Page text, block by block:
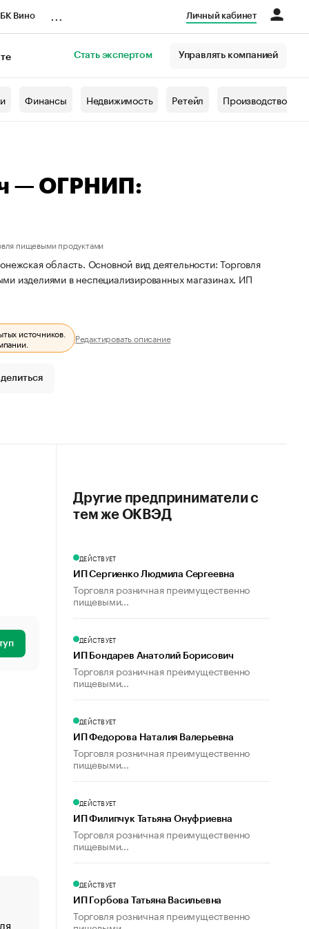
Вино Личный кабинет
Стать экспертом Управлять компанией
Финансы Недвижимость Ретейл Производство
— ОГРНИП:
пищевыми продуктами
область. Основной вид деятельности: Торговля
изделиями в неспециализированных магазинах. ИП
источников.
Редактировать описание
«От спорта тело стареет иначе». Как живет глава
Другие предприниматели с
тем же ОКВЭД
ДЕЙСТВУЕТ
ИП Сергиенко Людмила Сергеевна
Торговля розничная преимущественно
пищевыми...
ДЕЙСТВУЕТ
ИП Бондарев Анатолий Борисович
Торговля розничная преимущественно
пищевыми...
ДЕЙСТВУЕТ
ИП Федорова Наталия Валерьевна
Торговля розничная преимущественно
пищевыми...
ДЕЙСТВУЕТ
ИП Филипчук Татьяна Онуфриевна
Торговля розничная преимущественно
пищевыми...
ДЕЙСТВУЕТ
ИП Горбова Татьяна Васильевна
Торговля розничная преимущественно